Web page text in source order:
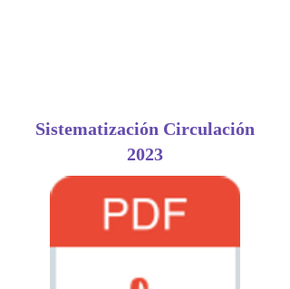
Sistematización Circulación
2023